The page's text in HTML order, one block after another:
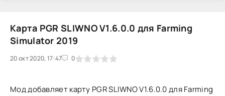
Карта PGR SLIWNO V1.6.0.0 для Farming
Simulator 2019
20 окт 2020, 17:47 0
1 2 3 4 5
Мод добавляет карту PGR SLIWNO V1.6.0.0 для Farming